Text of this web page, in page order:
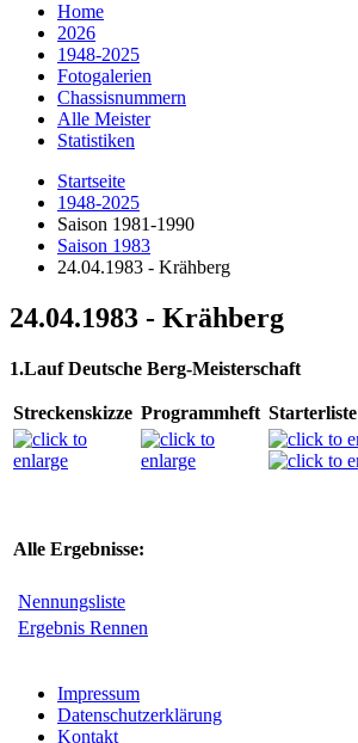
Home
2026
1948-2025
Fotogalerien
Chassisnummern
Alle Meister
Statistiken
Startseite
1948-2025
Saison 1981-1990
Saison 1983
24.04.1983 - Krähberg
24.04.1983 - Krähberg
1.Lauf Deutsche Berg-Meisterschaft
Streckenskizze Programmheft Starterliste
Alle Ergebnisse:
Nennungsliste
Ergebnis Rennen
Impressum
Datenschutzerklärung
Kontakt